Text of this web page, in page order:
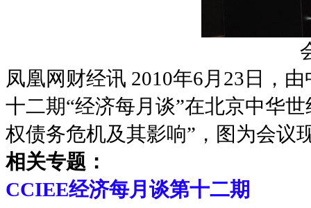
凤凰网财经讯 2010年6月23日，
十二期“经济每月谈”在北京中华
权债务危机及其影响”，图为会议
相关专题：
CCIEE经济每月谈第十二期